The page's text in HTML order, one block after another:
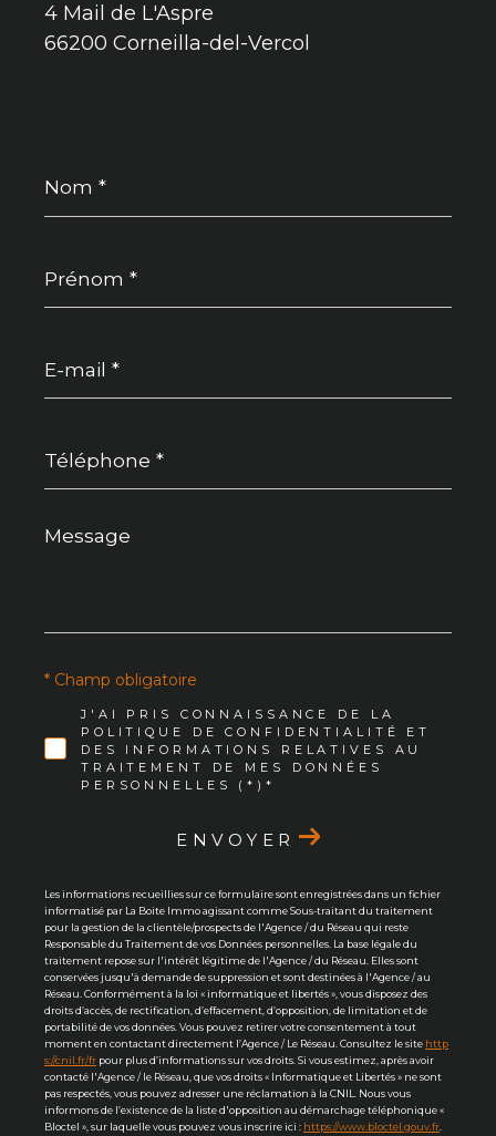
4 Mail de L'Aspre
66200 Corneilla-del-Vercol
*
*
mail
*
*
Message
*
J'AI PRIS CONNAISSANCE DE LA
POLITIQUE DE CONFIDENTIALITÉ ET
DES INFORMATIONS RELATIVES AU
TRAITEMENT DE MES DONNÉES
PERSONNELLES (*)*
* Champ obligatoire
ENVOYER
Les informations recueillies sur ce formulaire sont enregistrées dans un fichier
informatisé par La Boite Immo agissant comme Sous-traitant du traitement
pour la gestion de la clientèle/prospects de l'Agence / du Réseau qui reste
Responsable du Traitement de vos Données personnelles. La base légale du
traitement repose sur l'intérêt légitime de l'Agence / du Réseau. Elles sont
conservées jusqu'à demande de suppression et sont destinées à l'Agence / au
Réseau. Conformément à la loi « informatique et libertés », vous disposez des
droits d’accès, de rectification, d’effacement, d’opposition, de limitation et de
portabilité de vos données. Vous pouvez retirer votre consentement à tout
moment en contactant directement l’Agence / Le Réseau. Consultez le site http
s://cnil.fr/fr pour plus d’informations sur vos droits. Si vous estimez, après avoir
contacté l'Agence / le Réseau, que vos droits « Informatique et Libertés » ne sont
pas respectés, vous pouvez adresser une réclamation à la CNIL. Nous vous
informons de l’existence de la liste d'opposition au démarchage téléphonique «
Bloctel », sur laquelle vous pouvez vous inscrire ici : https://www.bloctel.gouv.fr.